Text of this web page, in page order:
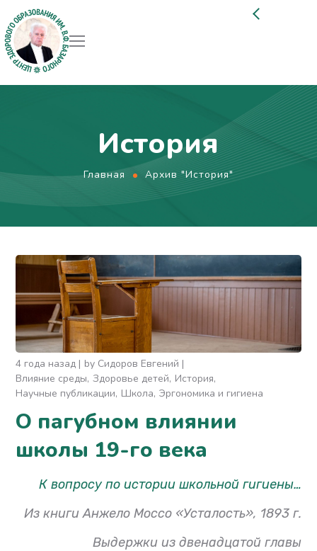
История
Главная Архив "История"
4 года назад by Сидоров Евгений
Влияние среды Здоровье детей История
Научные публикации Школа Эргономика и гигиена
О пагубном влиянии
школы 19-го века
К вопросу по истории школьной гигиены…
Из книги Анжело Моссо «Усталость», 1893 г.
Выдержки из двенадцатой главы